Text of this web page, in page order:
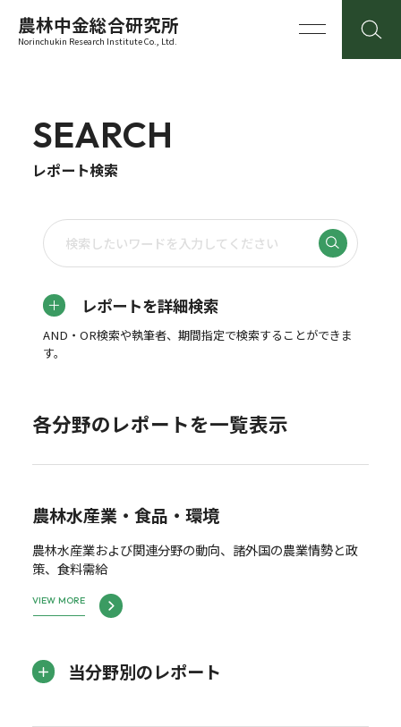
農林中金総合研究所
Norinchukin Research Institute Co., Ltd.
SEARCH
レポート検索
レポートを詳細検索
AND・OR検索や執筆者、期間指定で検索することができま
す。
各分野のレポートを一覧表示
農林水産業・食品・環境
農林水産業および関連分野の動向、諸外国の農業情勢と政
策、食料需給
VIEW MORE
当分野別のレポート